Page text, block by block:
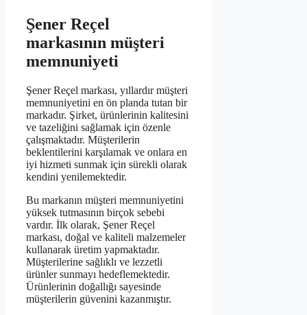
Şener Reçel
markasının müşteri
memnuniyeti
Şener Reçel markası, yıllardır müşteri
memnuniyetini en ön planda tutan bir
markadır. Şirket, ürünlerinin kalitesini
ve tazeliğini sağlamak için özenle
çalışmaktadır. Müşterilerin
beklentilerini karşılamak ve onlara en
iyi hizmeti sunmak için sürekli olarak
kendini yenilemektedir.
Bu markanın müşteri memnuniyetini
yüksek tutmasının birçok sebebi
vardır. İlk olarak, Şener Reçel
markası, doğal ve kaliteli malzemeler
kullanarak üretim yapmaktadır.
Müşterilerine sağlıklı ve lezzetli
ürünler sunmayı hedeflemektedir.
Ürünlerinin doğallığı sayesinde
müşterilerin güvenini kazanmıştır.